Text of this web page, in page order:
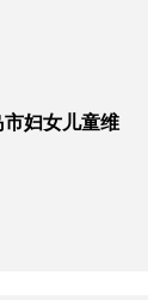
市妇女儿童维